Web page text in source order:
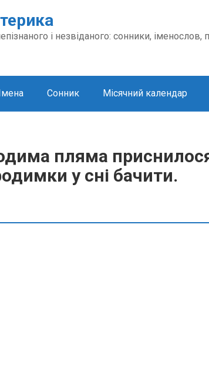
і незвіданого: сонники,
Сонник Місячний календар
пляма
у сні бачити.